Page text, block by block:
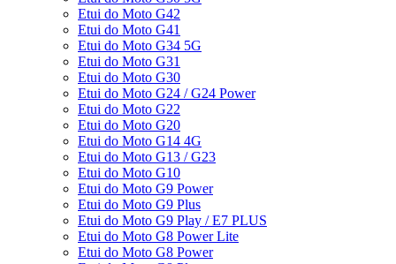
Etui do Moto G42
Etui do Moto G41
Etui do Moto G34 5G
Etui do Moto G31
Etui do Moto G30
Etui do Moto G24 / G24 Power
Etui do Moto G22
Etui do Moto G20
Etui do Moto G14 4G
Etui do Moto G13 / G23
Etui do Moto G10
Etui do Moto G9 Power
Etui do Moto G9 Plus
Etui do Moto G9 Play / E7 PLUS
Etui do Moto G8 Power Lite
Etui do Moto G8 Power